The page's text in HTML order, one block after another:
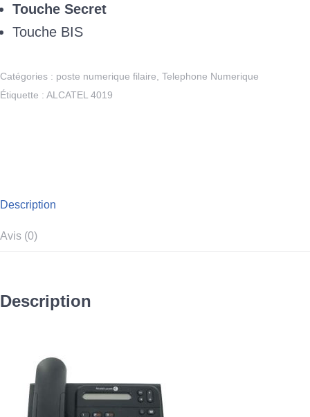
Touche Secret
Touche BIS
Catégories : poste numerique filaire Telephone Numerique
Étiquette : ALCATEL 4019
Description
Avis (0)
Description